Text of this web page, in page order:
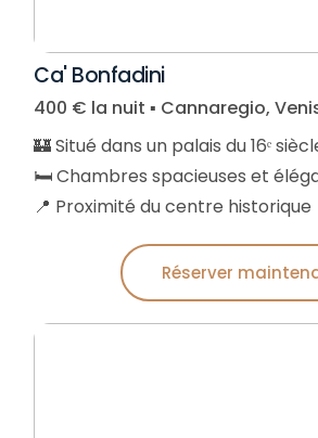
Ca' Bonfadini
400 € la nuit ▪︎ Cannaregio,
🏰 Situé dans un palais du 16ᵉ
🛏️ Chambres spacieuses et
📍 Proximité du centre historique
Réserver